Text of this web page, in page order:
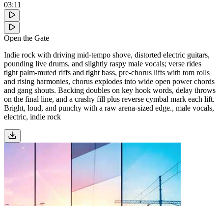
03:11
Open the Gate
Indie rock with driving mid-tempo shove, distorted electric guitars,
pounding live drums, and slightly raspy male vocals; verse rides
tight palm-muted riffs and tight bass, pre-chorus lifts with tom rolls
and rising harmonies, chorus explodes into wide open power chords
and gang shouts. Backing doubles on key hook words, delay throws
on the final line, and a crashy fill plus reverse cymbal mark each lift.
Bright, loud, and punchy with a raw arena-sized edge., male vocals,
electric, indie rock